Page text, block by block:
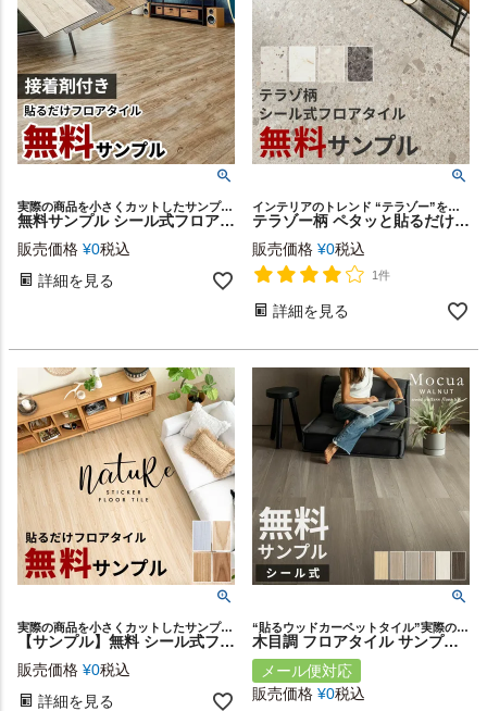
実際の商品を小さくカットしたサンプルをメール便でお届け♪
無料サンプル シール式フロアタイル サンプル [オールドティンバー]7000-sample【生活雑貨のELEMENTS本店】床 シート リメイク DIY
販売価格 ¥0税込
詳細を見る
インテリアのトレンド “テラゾー”を簡単リアル再現
テラゾー柄 ペタッと貼るだけシール式フロアタイル サンプル [84254-sample]
販売価格 ¥0税込
1件
詳細を見る
実際の商品を小さくカットしたサンプルをメール便でお届け♪
【サンプル】無料 シール式フロアタイル サンプル [ナチュール]84075-sample【 床材 フローリングカーペット DIY 床 シート ウッドカーペット ビニールフロア ウッドタイル 床タイル かーぺっと おしゃれ マット 】
販売価格 ¥0税込
詳細を見る
“貼るウッドカーペットタイル”実際の商品を小さくカットしたサンプルをメール便でお届け♪ フロアタイル サンプル 新生活
木目調 フロアタイル サンプル Mocua シールタイプ フローリングカーペット フローリングカーペット ウッドカーペット 床 DIY ビニールフロア ウッドタイル トイレ玄関 床タイル かーぺっと おしゃれ マット 西海岸風 [86001-sample]
メール便対応
販売価格 ¥0税込